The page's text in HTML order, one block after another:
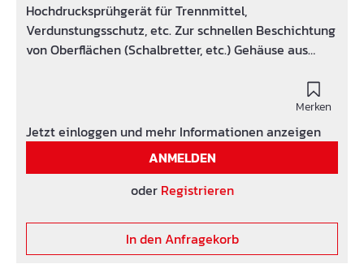
Hochdrucksprühgerät für Trennmittel,
Verdunstungsschutz, etc. Zur schnellen Beschichtung
von Oberflächen (Schalbretter, etc.) Gehäuse aus
Merken
Jetzt einloggen und mehr Informationen anzeigen
ANMELDEN
oder Registrieren
In den Anfragekorb